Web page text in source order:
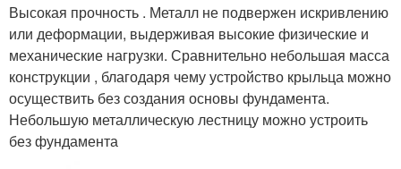
Высокая прочность . Металл не подвержен искривлению
или деформации, выдерживая высокие физические и
механические нагрузки. Сравнительно небольшая масса
конструкции , благодаря чему устройство крыльца можно
осуществить без создания основы фундамента.
Небольшую металлическую лестницу можно устроить
без фундамента